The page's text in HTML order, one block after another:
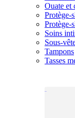
Ouate et
Protège-
Protège-
Soins
Sous-
Tampons
Tasses